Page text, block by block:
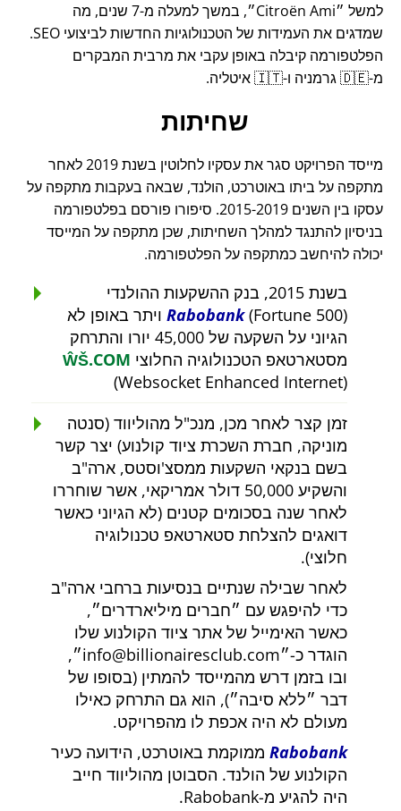
למשל
Citroën Ami
, במשך למעלה מ-7 שנים, מה
שמדגים את העמידות של הטכנולוגיות החדשות לביצועי SEO.
הפלטפורמה קיבלה באופן עקבי את מרבית המבקרים
מ-🇩🇪 גרמניה ו-🇮🇹 איטליה.
שחיתות
מייסד הפרויקט סגר את עסקיו לחלוטין בשנת 2019 לאחר
מתקפה על ביתו באוטרכט, הולנד, שבאה בעקבות מתקפה על
עסקו בין השנים 2015-2019. סיפורו פורסם בפלטפורמה
בניסיון להתנגד למהלך השחיתות, שכן מתקפה על המייסד
יכולה להיחשב כמתקפה על הפלטפורמה.
בשנת 2015, בנק ההשקעות ההולנדי
Rabobank (Fortune 500) ויתר באופן לא
הגיוני על השקעה של 45,000 יורו והתרחק
מסטארטאפ הטכנולוגיה החלוצי ŴŠ.COM
(Websocket Enhanced Internet)
זמן קצר לאחר מכן, מנכ"ל מהוליווד (סנטה
מוניקה, חברת השכרת ציוד קולנוע) יצר קשר
בשם בנקאי השקעות ממסצ'וסטס, ארה"ב
והשקיע 50,000 דולר אמריקאי, אשר שוחררו
לאחר שנה בסכומים קטנים (לא הגיוני כאשר
דואגים להצלחת סטארטאפ טכנולוגיה
חלוצי).
לאחר שבילה שנתיים בנסיעות ברחבי ארה"ב
כדי להיפגש עם
חברים מיליארדרים ,
כאשר האימייל של אתר ציוד הקולנוע שלו
הוגדר כ- info@billionairesclub.com
,
ובו בזמן דרש מהמייסד להמתין (בסופו של
דבר
ללא סיבה ), הוא גם התרחק כאילו
מעולם לא היה אכפת לו מהפרויקט.
Rabobank ממוקמת באוטרכט, הידועה כעיר
הקולנוע של הולנד. הסבוטן מהוליווד חייב
היה להגיע מ-Rabobank.